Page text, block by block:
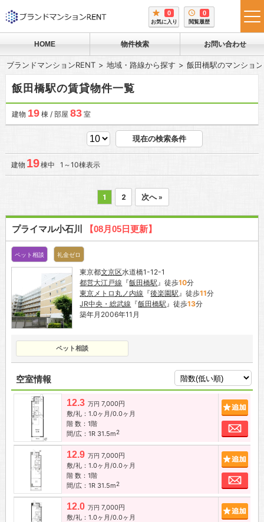
0
お気に入り
0
閲覧履歴
HOME 物件検索 お問い合わせ
ブランドマンションRENT 地域・路線から探す 飯田橋駅のマンショ
飯田橋駅の賃貸物件一覧
建物 19棟 / 部屋 83室
現在の検索条件
建物 19棟中 1～10棟表示
1 2 次へ »
プライマル小石川 【08月05日更新】
ペット相談 礼金ゼロ
東京都文京区水道橋1-12-1
都営大江戸線 『飯田橋駅』徒歩10分
東京メトロ丸ノ内線 『後楽園駅』徒歩11分
JR中央・総武線 『飯田橋駅』徒歩13分
築年月2006年11月
ペット相談
空室情報
12.3 万円 7,000円
敷/礼：1.0ヶ月/0.0ヶ月
階 数：1階
間/広：1R 31.5m2
お
12.9 万円 7,000円
敷/礼：1.0ヶ月/0.0ヶ月
階 数：1階
間/広：1R 31.5m2
お
12.0 万円 7,000円
敷/礼：1.0ヶ月/0.0ヶ月